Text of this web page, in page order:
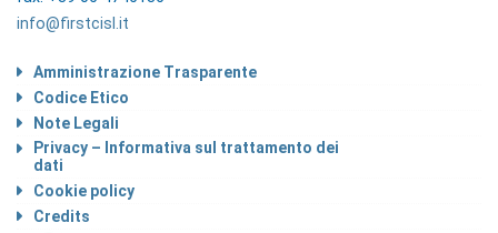
info@firstcisl.it
Amministrazione Trasparente
Codice Etico
Note Legali
Privacy – Informativa sul trattamento dei
dati
Cookie policy
Credits